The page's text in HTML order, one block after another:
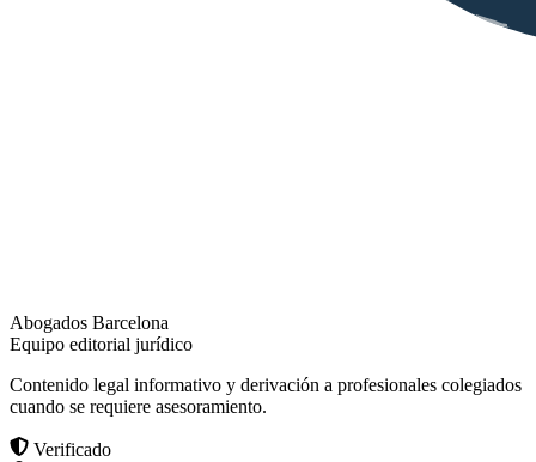
Abogados Barcelona
Equipo editorial jurídico
Contenido legal informativo y derivación a profesionales colegiados
cuando se requiere asesoramiento.
Verificado